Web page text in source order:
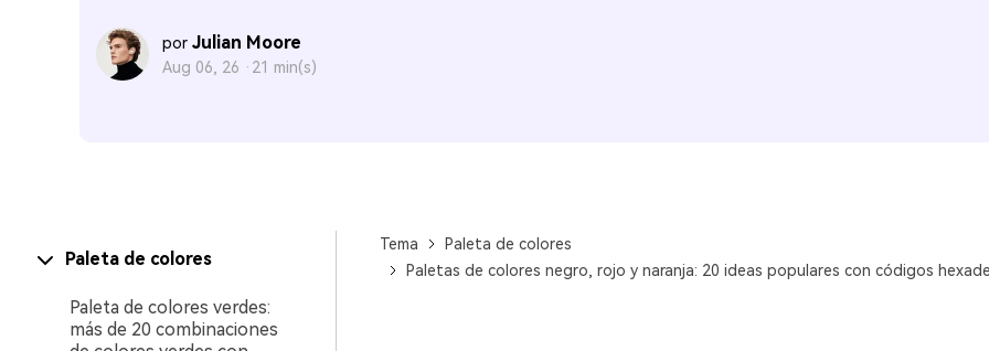
por Julian Moore
Aug 06, 26 · 21 min(s)
Paleta de colores
Paleta de colores verdes:
más de 20 combinaciones
Tema
Paleta de colores
Paletas de colores negro, rojo y naranja: 20 ideas populares con códigos